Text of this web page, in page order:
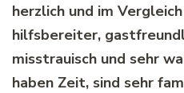
herzlich und im
hilfsbereiter,
misstrauisch und sehr
haben Zeit, sind sehr